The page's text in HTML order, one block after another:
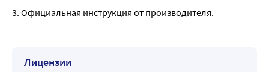
3. Официальная инструкция от производителя.
Лицензии